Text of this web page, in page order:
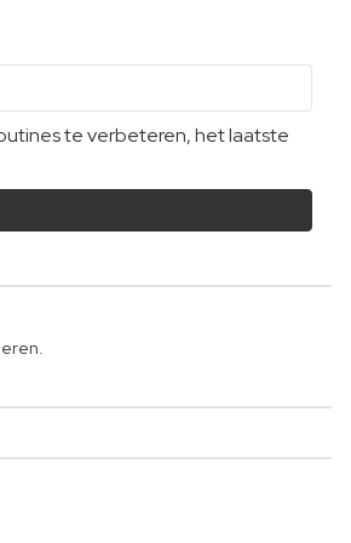
te verbeteren, het laatste